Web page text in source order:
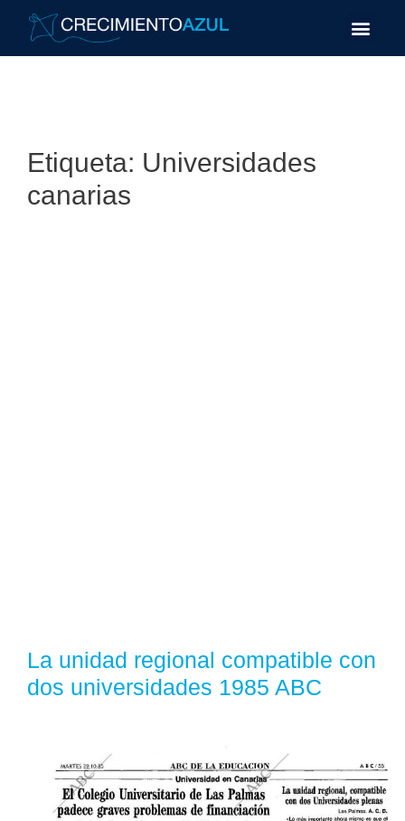
Etiqueta: Universidades
canarias
La unidad regional compatible con
dos universidades 1985 ABC